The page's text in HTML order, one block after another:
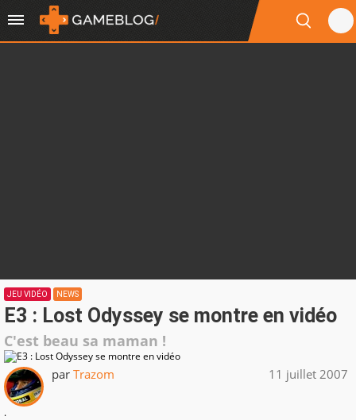
JEU VIDÉO NEWS
E3 : Lost Odyssey se montre en vidéo
C'est beau sa maman !
par Trazom 11 juillet 2007
.